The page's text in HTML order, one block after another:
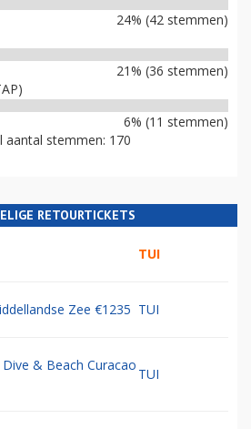
24% (42 stemmen)
21% (36 stemmen)
6% (11 stemmen)
aantal stemmen: 170
RETOURTICKETS
TUI
Zee €1235 TUI
& Beach Curacao
TUI